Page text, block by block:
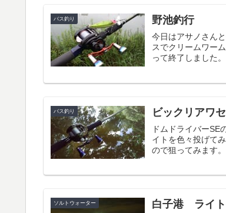
バス釣り 野池釣行
今日はアサノさん
スでクリームワー
って終了しました。
バス釣り ビックリアワセ
ドムドライバーSE
イトを色々投げて
ので狙ってみます
ソルトウォーター 白子港 ライ